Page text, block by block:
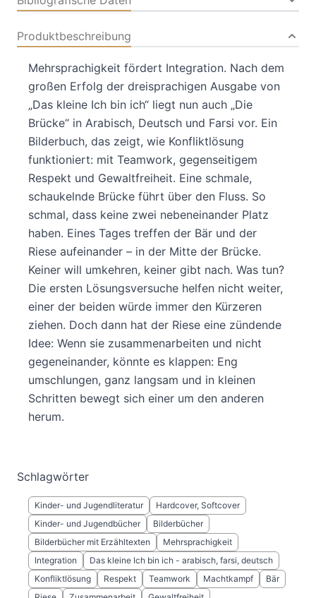
Produktbeschreibung
Mehrsprachigkeit fördert Integration. Nach dem
großen Erfolg der dreisprachigen Ausgabe von
„Das kleine Ich bin ich“ liegt nun auch „Die
Brücke“ in Arabisch, Deutsch und Farsi vor. Ein
Bilderbuch, das zeigt, wie Konfliktlösung
funktioniert: mit Teamwork, gegenseitigem
Respekt und Gewaltfreiheit. Eine schmale,
schaukelnde Brücke führt über den Fluss. So
schmal, dass keine zwei nebeneinander Platz
haben. Eines Tages treffen der Bär und der
Riese aufeinander – in der Mitte der Brücke.
Keiner will umkehren, keiner gibt nach. Was tun?
Die ersten Lösungsversuche helfen nicht weiter,
einer der beiden würde immer den Kürzeren
ziehen. Doch dann hat der Riese eine zündende
Idee: Wenn sie zusammenarbeiten und nicht
gegeneinander, könnte es klappen: Eng
umschlungen, ganz langsam und in kleinen
Schritten bewegt sich einer um den anderen
herum.
Schlagwörter
Kinder- und Jugendliteratur
Hardcover, Softcover
Kinder- und Jugendbücher
Bilderbücher
Bilderbücher mit Erzähltexten
Mehrsprachigkeit
Integration
Das kleine Ich bin ich - arabisch, farsi, deutsch
Konfliktlösung
Respekt Teamwork Machtkampf
Bär